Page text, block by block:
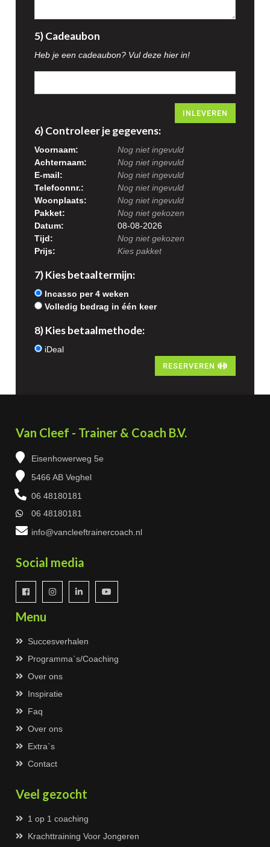
5) Cadeaubon
Heb je een cadeaubon? Vul deze hier in!
INLEVEREN
6) Controleer je gegevens:
Voornaam:
Nog niet ingevuld
Achternaam:
Nog niet ingevuld
E-mail:
Nog niet ingevuld
Telefoonnr.:
Nog niet ingevuld
Woonplaats:
Nog niet ingevuld
Pakket:
Nog niet gekozen
Datum:
08-08-2026
Tijd:
Nog niet gekozen
Prijs:
Kies pakket
7) Kies betaaltermijn:
Incasso per 4 weken
Volledig bedrag in één keer
8) Kies betaalmethode:
iDeal
RESERVEREN
Van Cleef - Trainer & Coach B.V.
Eisenhowerweg 5e
5466 AB Veghel
06 48180181
06 48180181
info@vancleeftrainercoach.nl
Social media
Menu
Succesverhalen
Programma`s/Coaching
Over ons
Inspiratie
Faq
Over ons
Extra`s
Contact
Veel gezocht
1 op 1 coaching
Krachttraining Voor Jongeren